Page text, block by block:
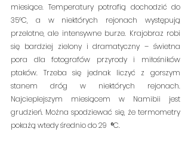
miesiące. Temperatury potrafią dochodzić do
35°C, a w niektórych rejonach występują
przelotne, ale intensywne burze. Krajobraz robi
się bardziej zielony i dramatyczny – świetna
pora dla fotografów przyrody i miłośników
ptaków. Trzeba się jednak liczyć z gorszym
stanem dróg w niektórych rejonach.
Najcieplejszym miesiącem w Namibii jest
grudzień. Można spodziewać się, że termometry
pokażą wtedy średnio do 29 °C.